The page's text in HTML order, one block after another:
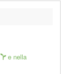
e nella